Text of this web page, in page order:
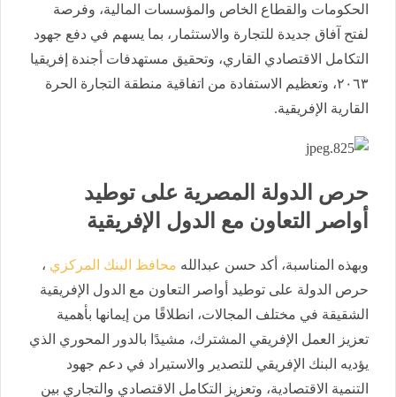
الحكومات والقطاع الخاص والمؤسسات المالية، وفرصة
لفتح آفاق جديدة للتجارة والاستثمار، بما يسهم في دفع جهود
التكامل الاقتصادي القاري، وتحقيق مستهدفات أجندة إفريقيا
٢٠٦٣، وتعظيم الاستفادة من اتفاقية منطقة التجارة الحرة
القارية الإفريقية.
حرص الدولة المصرية على توطيد
أواصر التعاون مع الدول الإفريقية
وبهذه المناسبة، أكد حسن عبدالله محافظ البنك المركزي ،
حرص الدولة على توطيد أواصر التعاون مع الدول الإفريقية
الشقيقة في مختلف المجالات، انطلاقًا من إيمانها بأهمية
تعزيز العمل الإفريقي المشترك، مشيدًا بالدور المحوري الذي
يؤديه البنك الإفريقي للتصدير والاستيراد في دعم جهود
التنمية الاقتصادية، وتعزيز التكامل الاقتصادي والتجاري بين